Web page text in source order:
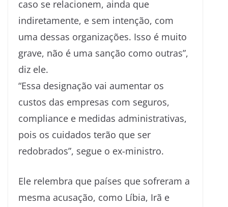
caso se relacionem, ainda que
indiretamente, e sem intenção, com
uma dessas organizações. Isso é muito
grave, não é uma sanção como outras”,
diz ele.
“Essa designação vai aumentar os
custos das empresas com seguros,
compliance e medidas administrativas,
pois os cuidados terão que ser
redobrados”, segue o ex-ministro.
Ele relembra que países que sofreram a
mesma acusação, como Líbia, Irã e